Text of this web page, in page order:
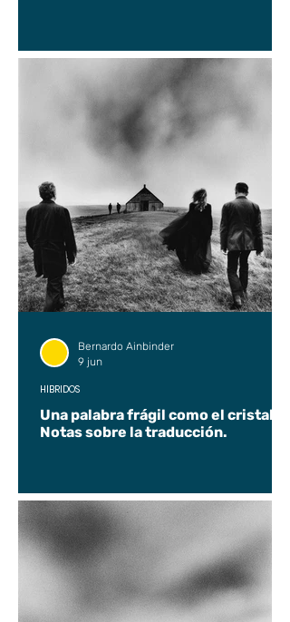
Una palabra frágil como el cristal.
Notas sobre la traducción.
HÍBRIDOS
Bernardo Ainbinder
9 jun